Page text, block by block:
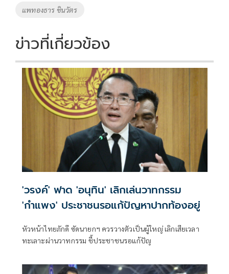
แพทองธาร ชินวัตร
ข่าวที่เกี่ยวข้อง
'วรงค์' ฟาด 'อนุทิน' เลิกเล่นวาทกรรม
'กำแพง' ประชาชนรอแก้ปัญหาปากท้องอยู่
หัวหน้าไทยภักดี ซัดนายกฯ ควรวางตัวเป็นผู้ใหญ่ เลิกเสียเวลา
ทะเลาะผ่านวาทกรรม ชี้ประชาชนรอแก้ปัญ